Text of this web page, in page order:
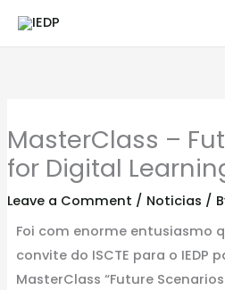
MasterClass –
for Digital
Leave a Comment / Noticias /
Foi com enorme entusiasmo
convite do ISCTE para o IEDP
MasterClass “Future